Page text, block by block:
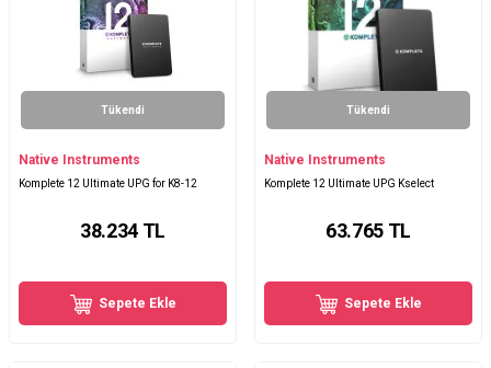
Tükendi
Native Instruments
Komplete 12 Ultimate UPG for K8-12
38.234TL
Sepete Ekle
Tükendi
Native Instruments
Komplete 12 Ultimate UPG Kselect
63.765TL
Sepete Ekle